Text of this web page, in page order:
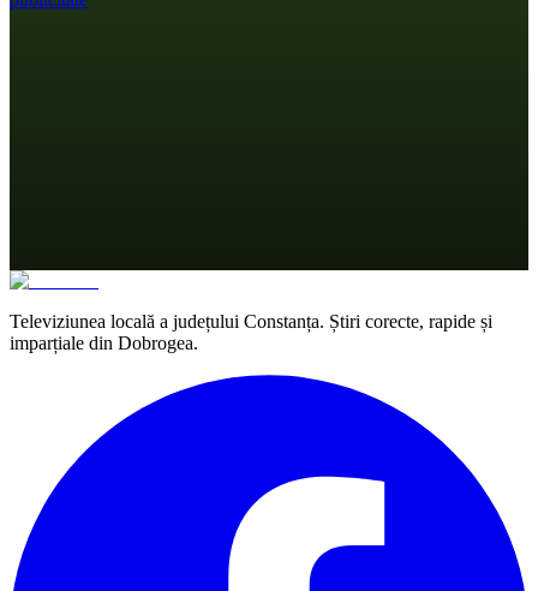
Televiziunea locală a județului Constanța. Știri corecte, rapide și
imparțiale din Dobrogea.